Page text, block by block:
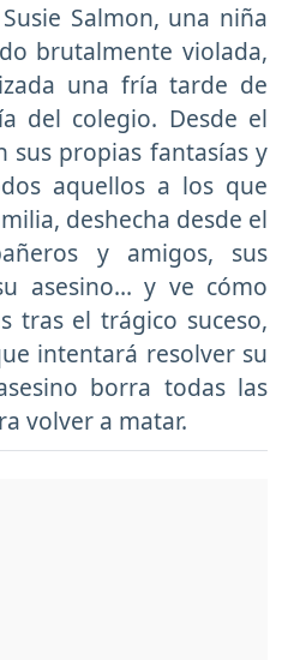
Salmon, una niña
brutalmente violada,
una fría tarde de
del colegio. Desde el
sus propias fantasías y
aquellos a los que
deshecha desde el
y amigos, sus
asesino… y ve cómo
tras el trágico suceso,
intentará resolver su
borra todas las
volver a matar.